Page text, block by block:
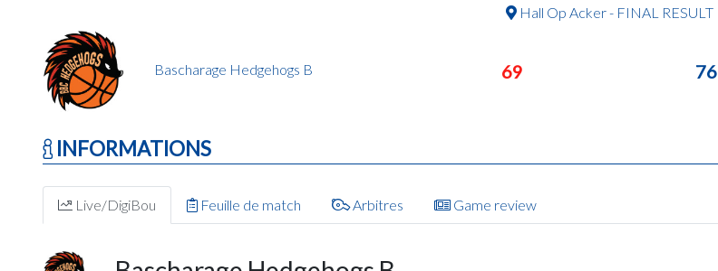
Hall Op Acker - FINAL RESULT
Bascharage Hedgehogs B 69 76
INFORMATIONS
Live/DigiBou Feuille de match Arbitres Game review